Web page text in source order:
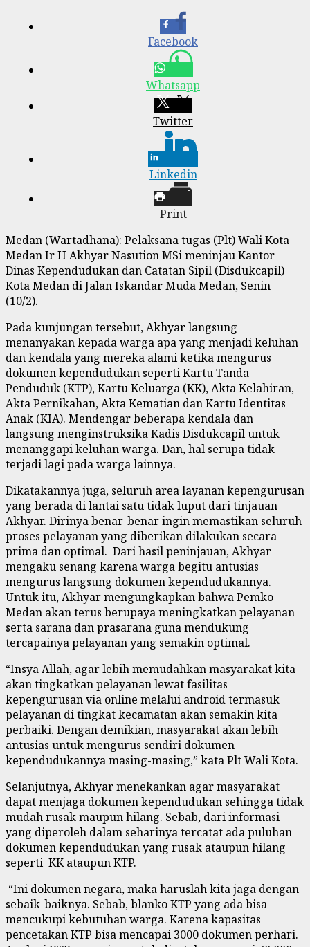
Facebook
Whatsapp
Twitter
Linkedin
Print
Medan (Wartadhana): Pelaksana tugas (Plt) Wali Kota
Medan Ir H Akhyar Nasution MSi meninjau Kantor
Dinas Kependudukan dan Catatan Sipil (Disdukcapil)
Kota Medan di Jalan Iskandar Muda Medan, Senin
(10/2).
Pada kunjungan tersebut, Akhyar langsung
menanyakan kepada warga apa yang menjadi keluhan
dan kendala yang mereka alami ketika mengurus
dokumen kependudukan seperti Kartu Tanda
Penduduk (KTP), Kartu Keluarga (KK), Akta Kelahiran,
Akta Pernikahan, Akta Kematian dan Kartu Identitas
Anak (KIA). Mendengar beberapa kendala dan
langsung menginstruksika Kadis Disdukcapil untuk
menanggapi keluhan warga. Dan, hal serupa tidak
terjadi lagi pada warga lainnya.
Dikatakannya juga, seluruh area layanan kepengurusan
yang berada di lantai satu tidak luput dari tinjauan
Akhyar. Dirinya benar-benar ingin memastikan seluruh
proses pelayanan yang diberikan dilakukan secara
prima dan optimal. Dari hasil peninjauan, Akhyar
mengaku senang karena warga begitu antusias
mengurus langsung dokumen kependudukannya.
Untuk itu, Akhyar mengungkapkan bahwa Pemko
Medan akan terus berupaya meningkatkan pelayanan
serta sarana dan prasarana guna mendukung
tercapainya pelayanan yang semakin optimal.
“Insya Allah, agar lebih memudahkan masyarakat kita
akan tingkatkan pelayanan lewat fasilitas
kepengurusan via online melalui android termasuk
pelayanan di tingkat kecamatan akan semakin kita
perbaiki. Dengan demikian, masyarakat akan lebih
antusias untuk mengurus sendiri dokumen
kependudukannya masing-masing,” kata Plt Wali Kota.
Selanjutnya, Akhyar menekankan agar masyarakat
dapat menjaga dokumen kependudukan sehingga tidak
mudah rusak maupun hilang. Sebab, dari informasi
yang diperoleh dalam seharinya tercatat ada puluhan
dokumen kependudukan yang rusak ataupun hilang
seperti KK ataupun KTP.
“Ini dokumen negara, maka haruslah kita jaga dengan
sebaik-baiknya. Sebab, blanko KTP yang ada bisa
mencukupi kebutuhan warga. Karena kapasitas
pencetakan KTP bisa mencapai 3000 dokumen perhari.